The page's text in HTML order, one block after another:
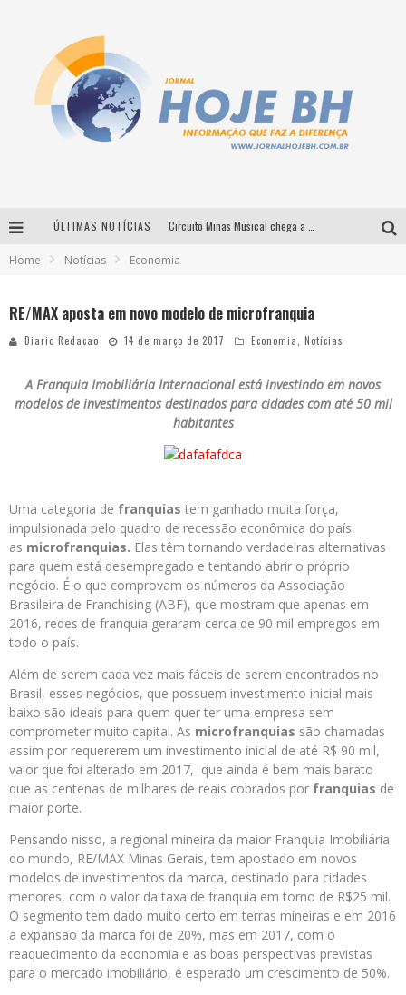
ÚLTIMAS NOTÍCIAS
Milton Guedes traz turnê “Milton Canta Lulu” a Belo Horizonte
Home Notícias Economia
RE/MAX aposta em novo modelo de microfranquia
Diario Redacao 14 de março de 2017 Economia Notícias
A Franquia Imobiliária Internacional está investindo em novos
modelos de investimentos destinados para cidades com até 50 mil
habitantes
Uma categoria de franquias tem ganhado muita força,
impulsionada pelo quadro de recessão econômica do país:
as microfranquias. Elas têm tornando verdadeiras alternativas
para quem está desempregado e tentando abrir o próprio
negócio. É o que comprovam os números da Associação
Brasileira de Franchising (ABF), que mostram que apenas em
2016, redes de franquia geraram cerca de 90 mil empregos em
todo o país.
Além de serem cada vez mais fáceis de serem encontrados no
Brasil, esses negócios, que possuem investimento inicial mais
baixo são ideais para quem quer ter uma empresa sem
comprometer muito capital. As microfranquias são chamadas
assim por requererem um investimento inicial de até R$ 90 mil,
valor que foi alterado em 2017, que ainda é bem mais barato
que as centenas de milhares de reais cobrados por franquias de
maior porte.
Pensando nisso, a regional mineira da maior Franquia Imobiliária
do mundo, RE/MAX Minas Gerais, tem apostado em novos
modelos de investimentos da marca, destinado para cidades
menores, com o valor da taxa de franquia em torno de R$25 mil.
O segmento tem dado muito certo em terras mineiras e em 2016
a expansão da marca foi de 20%, mas em 2017, com o
reaquecimento da economia e as boas perspectivas previstas
para o mercado imobiliário, é esperado um crescimento de 50%.